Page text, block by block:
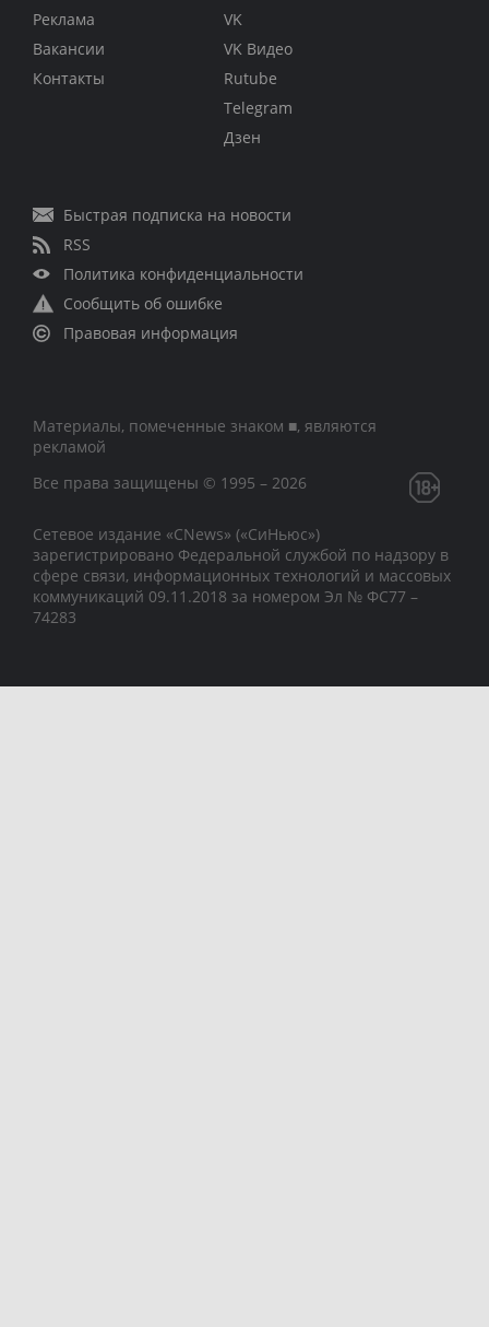
Реклама
Вакансии
Контакты
VK
VK Видео
Rutube
Telegram
Дзен
Быстрая подписка на новости
RSS
Политика конфиденциальности
Сообщить об ошибке
Правовая информация
Материалы, помеченные знаком ■, являются
рекламой
Все права защищены © 1995 – 2026
Сетевое издание «CNews» («СиНьюс»)
зарегистрировано Федеральной службой по надзору в
сфере связи, информационных технологий и массовых
коммуникаций 09.11.2018 за номером Эл № ФС77 –
74283